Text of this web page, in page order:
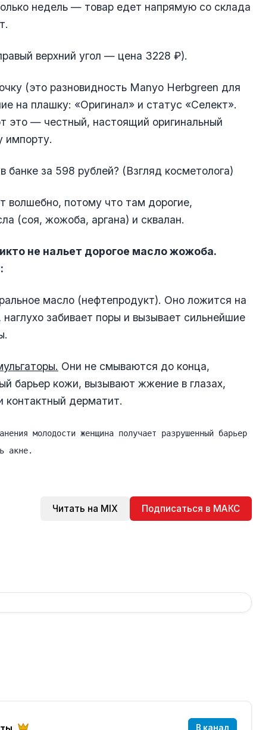
недель — товар едет напрямую со склада
верхний угол — цена 3228 ₽).
(это разновидность Manyo Herbgreen для
на плашку: «Оригинал» и статус «Селект».
это — честный, настоящий оригинальный
импорту.
банке за 598 рублей? (Взгляд косметолога)
волшебно, потому что там дорогие,
(соя, жожоба, аргана) и сквалан.
не нальет дорогое масло жожоба.
масло (нефтепродукт). Оно ложится на
забивает поры и вызывает сильнейшие
Они не смываются до конца,
барьер кожи, вызывают жжение в глазах,
дерматит.
молодости женщина получает разрушенный барьер
акне.
Читать на MIX Подписаться в МАКС
В канал